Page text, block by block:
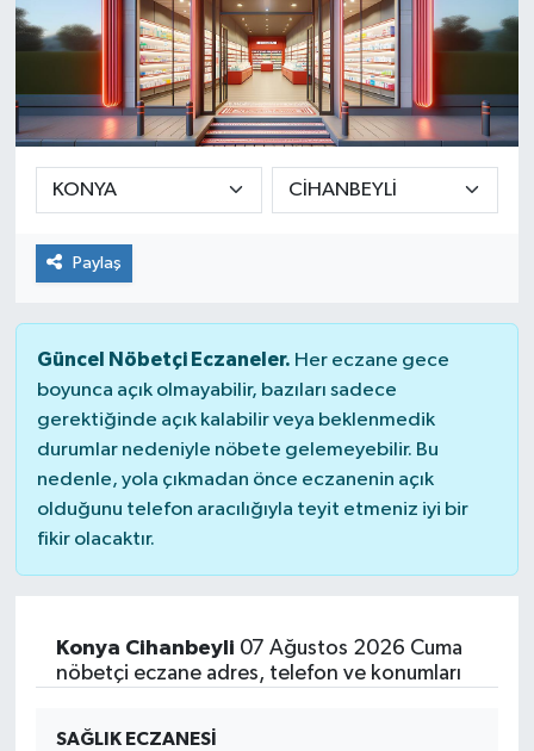
Paylaş
Güncel Nöbetçi Eczaneler. Her eczane gece
boyunca açık olmayabilir, bazıları sadece
gerektiğinde açık kalabilir veya beklenmedik
durumlar nedeniyle nöbete gelemeyebilir. Bu
nedenle, yola çıkmadan önce eczanenin açık
olduğunu telefon aracılığıyla teyit etmeniz iyi bir
fikir olacaktır.
Konya Cihanbeyli 07 Ağustos 2026 Cuma
nöbetçi eczane adres, telefon ve konumları
SAĞLIK ECZANESİ
Tüm Manşetler
Son Dakika Haberleri
Haber Arşivi